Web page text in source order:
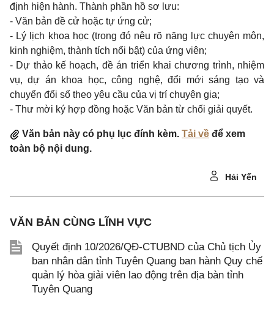
định hiện hành. Thành phần hồ sơ lưu:
- Văn bản đề cử hoặc tự ứng cử;
- Lý lịch khoa học (trong đó nêu rõ năng lực chuyên môn,
kinh nghiệm, thành tích nổi bật) của ứng viên;
- Dự thảo kế hoạch, đề án triển khai chương trình, nhiệm
vụ, dự án khoa học, công nghệ, đổi mới sáng tạo và
chuyển đổi số theo yêu cầu của vị trí chuyên gia;
- Thư mời ký hợp đồng hoặc Văn bản từ chối giải quyết.
Văn bản này có phụ lục đính kèm. Tải về để xem
toàn bộ nội dung.
Hải Yến
VĂN BẢN CÙNG LĨNH VỰC
Quyết định 10/2026/QĐ-CTUBND của Chủ tịch Ủy
ban nhân dân tỉnh Tuyên Quang ban hành Quy chế
quản lý hòa giải viên lao động trên địa bàn tỉnh
Tuyên Quang